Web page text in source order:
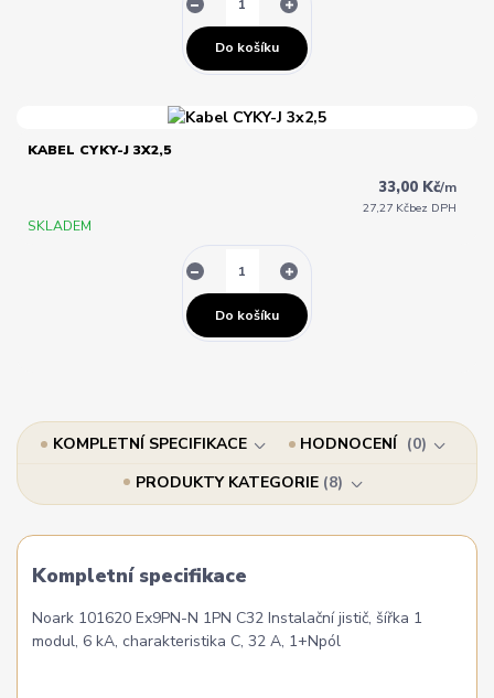
Do košíku
KABEL CYKY-J 3X2,5
33,00 Kč/m
27,27 Kčbez DPH
SKLADEM
Do košíku
KOMPLETNÍ SPECIFIKACE HODNOCENÍ
0
PRODUKTY KATEGORIE 8
Kompletní specifikace
Noark 101620 Ex9PN-N 1PN C32 Instalační jistič, šířka 1
modul, 6 kA, charakteristika C, 32 A, 1+Npól